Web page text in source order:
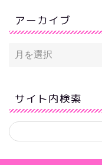
アーカイブ
サイト内検索